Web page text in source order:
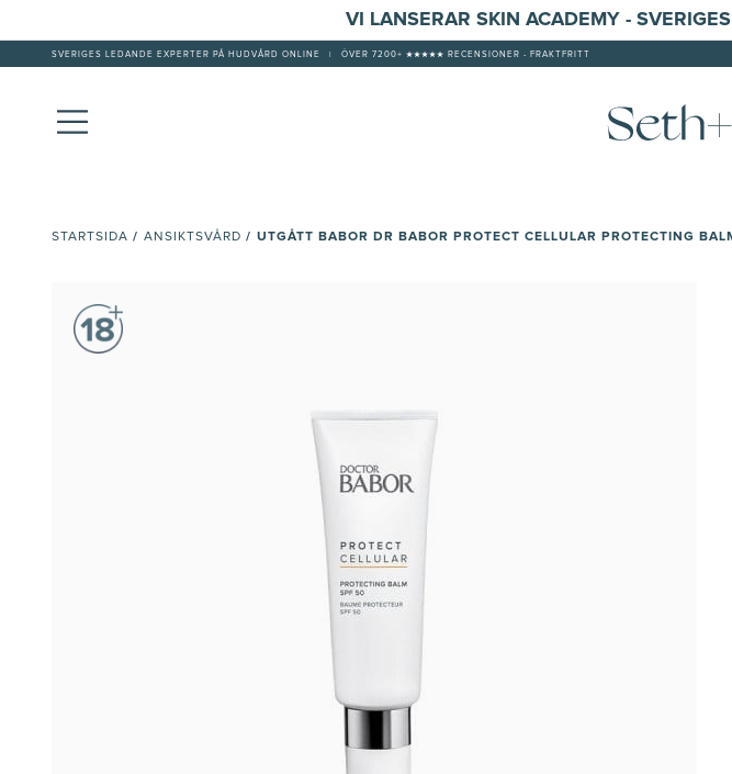
VI LANSERAR SKIN ACADEMY -
SVERIGES LEDANDE EXPERTER PÅ HUDVÅRD ONLINE ÖVER 7200+ ★★★★★ RECENSIONER - FRAKTFRITT
STARTSIDA / ANSIKTSVÅRD / UTGÅTT BABOR DR BABOR PROTECT CELLULAR PROTECTING